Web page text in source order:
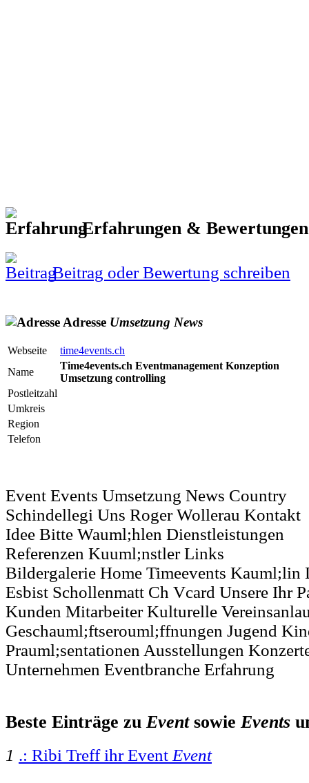
Erfahrungen &
Beitrag oder Bewertung schreiben
Adresse Umsetzung News
Webseite
time4events.ch
Name
Time4events.ch Eventmanagement Konzeption
Umsetzung controlling
Postleitzahl
Umkreis
Region
Telefon
Event Events Umsetzung News Country
Schindellegi Uns Roger Wollerau Kontakt
Idee Bitte Wauml;hlen Dienstleistungen
Referenzen Kuuml;nstler Links
Bildergalerie Home Timeevents Kauml;lin
Esbist Schollenmatt Ch Vcard Unsere Ihr
Kunden Mitarbeiter Kulturelle
Geschauml;ftserouml;ffnungen Jugend
Prauml;sentationen Ausstellungen
Unternehmen Eventbranche Erfahrung
Beste Einträge zuEventsowieEvents
1 .: Ribi Treff ihr Event Event